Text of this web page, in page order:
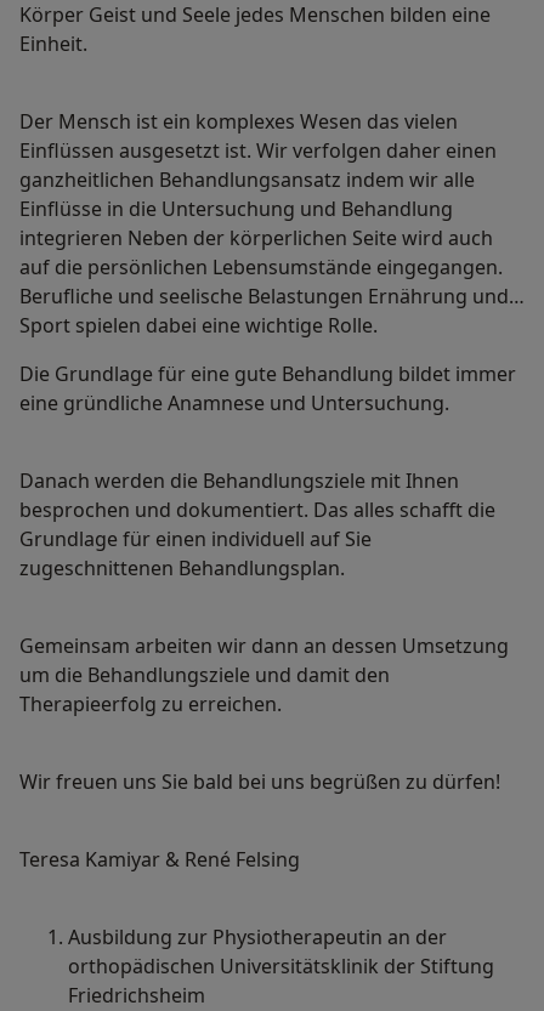
Körper Geist und Seele jedes Menschen bilden eine
Einheit.
Der Mensch ist ein komplexes Wesen das vielen
Einflüssen ausgesetzt ist. Wir verfolgen daher einen
ganzheitlichen Behandlungsansatz indem wir alle
Einflüsse in die Untersuchung und Behandlung
integrieren Neben der körperlichen Seite wird auch
auf die persönlichen Lebensumstände eingegangen.
Berufliche und seelische Belastungen Ernährung und
Sport spielen dabei eine wichtige Rolle.
Die Grundlage für eine gute Behandlung bildet immer
eine gründliche Anamnese und Untersuchung.
Danach werden die Behandlungsziele mit Ihnen
besprochen und dokumentiert. Das alles schafft die
Grundlage für einen individuell auf Sie
zugeschnittenen Behandlungsplan.
Gemeinsam arbeiten wir dann an dessen Umsetzung
um die Behandlungsziele und damit den
Therapieerfolg zu erreichen.
Wir freuen uns Sie bald bei uns begrüßen zu dürfen!
Teresa Kamiyar & René Felsing
Ausbildung zur Physiotherapeutin an der
orthopädischen Universitätsklinik der Stiftung
Friedrichsheim